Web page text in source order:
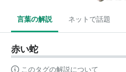
言葉の解説 ネットで話題
赤い蛇
このタグの解説について